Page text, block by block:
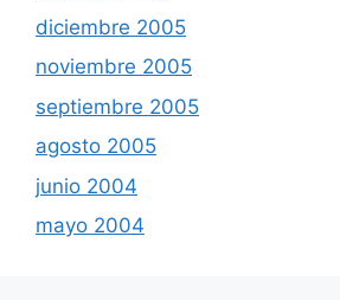
diciembre 2005
noviembre 2005
septiembre 2005
agosto 2005
junio 2004
mayo 2004